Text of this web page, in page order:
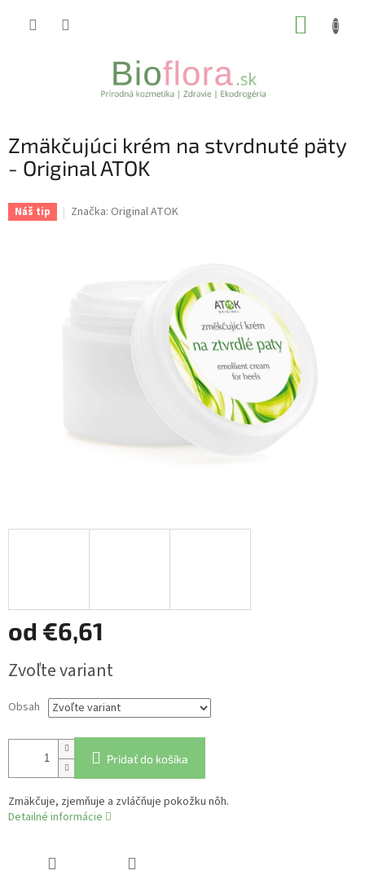
Zmäkčujúci krém na stvrdnuté päty
- Original ATOK
Náš tip Značka: Original ATOK
od €6,61
cena:
Zvoľte variant
Obsah
Pridať do košíka
Zmäkčuje, zjemňuje a zvláčňuje pokožku nôh.
Detailné informácie